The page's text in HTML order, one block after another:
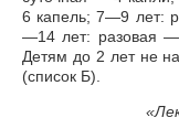
6 капель; 7—9 лет:
—14 лет: разовая
Детям до 2 лет не
(список Б).
«